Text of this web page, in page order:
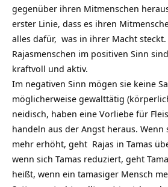
gegenüber ihren Mitmenschen
erster Linie, dass es ihren
alles dafür, was in ihrer Macht steckt.
Rajasmenschen im positiven Sinn
kraftvoll und aktiv.
Im negativen Sinn mögen sie keine
möglicherweise gewalttätig
neidisch, haben eine Vorliebe für
handeln aus der Angst heraus. Wenn
mehr erhöht, geht Rajas in Tamas
wenn sich Tamas reduziert, geht
heißt, wenn ein tamasiger Mensch